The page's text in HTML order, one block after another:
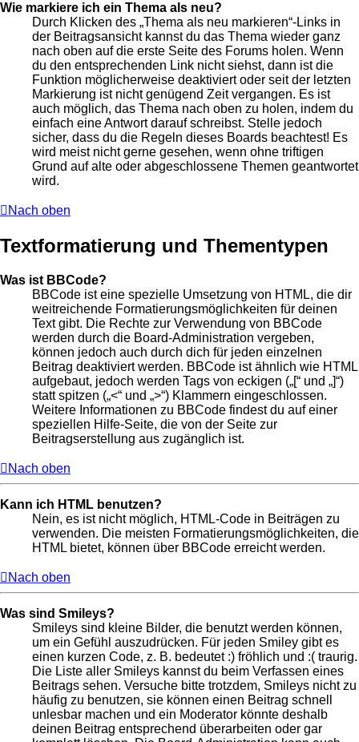
Wie markiere ich ein Thema als neu?
Durch Klicken des „Thema als neu markieren“-Links in
der Beitragsansicht kannst du das Thema wieder ganz
nach oben auf die erste Seite des Forums holen. Wenn
du den entsprechenden Link nicht siehst, dann ist die
Funktion möglicherweise deaktiviert oder seit der letzten
Markierung ist nicht genügend Zeit vergangen. Es ist
auch möglich, das Thema nach oben zu holen, indem du
einfach eine Antwort darauf schreibst. Stelle jedoch
sicher, dass du die Regeln dieses Boards beachtest! Es
wird meist nicht gerne gesehen, wenn ohne triftigen
Grund auf alte oder abgeschlossene Themen geantwortet
wird.
Nach oben
Textformatierung und Thementypen
Was ist BBCode?
BBCode ist eine spezielle Umsetzung von HTML, die dir
weitreichende Formatierungsmöglichkeiten für deinen
Text gibt. Die Rechte zur Verwendung von BBCode
werden durch die Board-Administration vergeben,
können jedoch auch durch dich für jeden einzelnen
Beitrag deaktiviert werden. BBCode ist ähnlich wie HTML
aufgebaut, jedoch werden Tags von eckigen („[“ und „]“)
statt spitzen („<“ und „>“) Klammern eingeschlossen.
Weitere Informationen zu BBCode findest du auf einer
speziellen Hilfe-Seite, die von der Seite zur
Beitragserstellung aus zugänglich ist.
Nach oben
Kann ich HTML benutzen?
Nein, es ist nicht möglich, HTML-Code in Beiträgen zu
verwenden. Die meisten Formatierungsmöglichkeiten, die
HTML bietet, können über BBCode erreicht werden.
Nach oben
Was sind Smileys?
Smileys sind kleine Bilder, die benutzt werden können,
um ein Gefühl auszudrücken. Für jeden Smiley gibt es
einen kurzen Code, z. B. bedeutet :) fröhlich und :( traurig.
Die Liste aller Smileys kannst du beim Verfassen eines
Beitrags sehen. Versuche bitte trotzdem, Smileys nicht zu
häufig zu benutzen, sie können einen Beitrag schnell
unlesbar machen und ein Moderator könnte deshalb
deinen Beitrag entsprechend überarbeiten oder gar